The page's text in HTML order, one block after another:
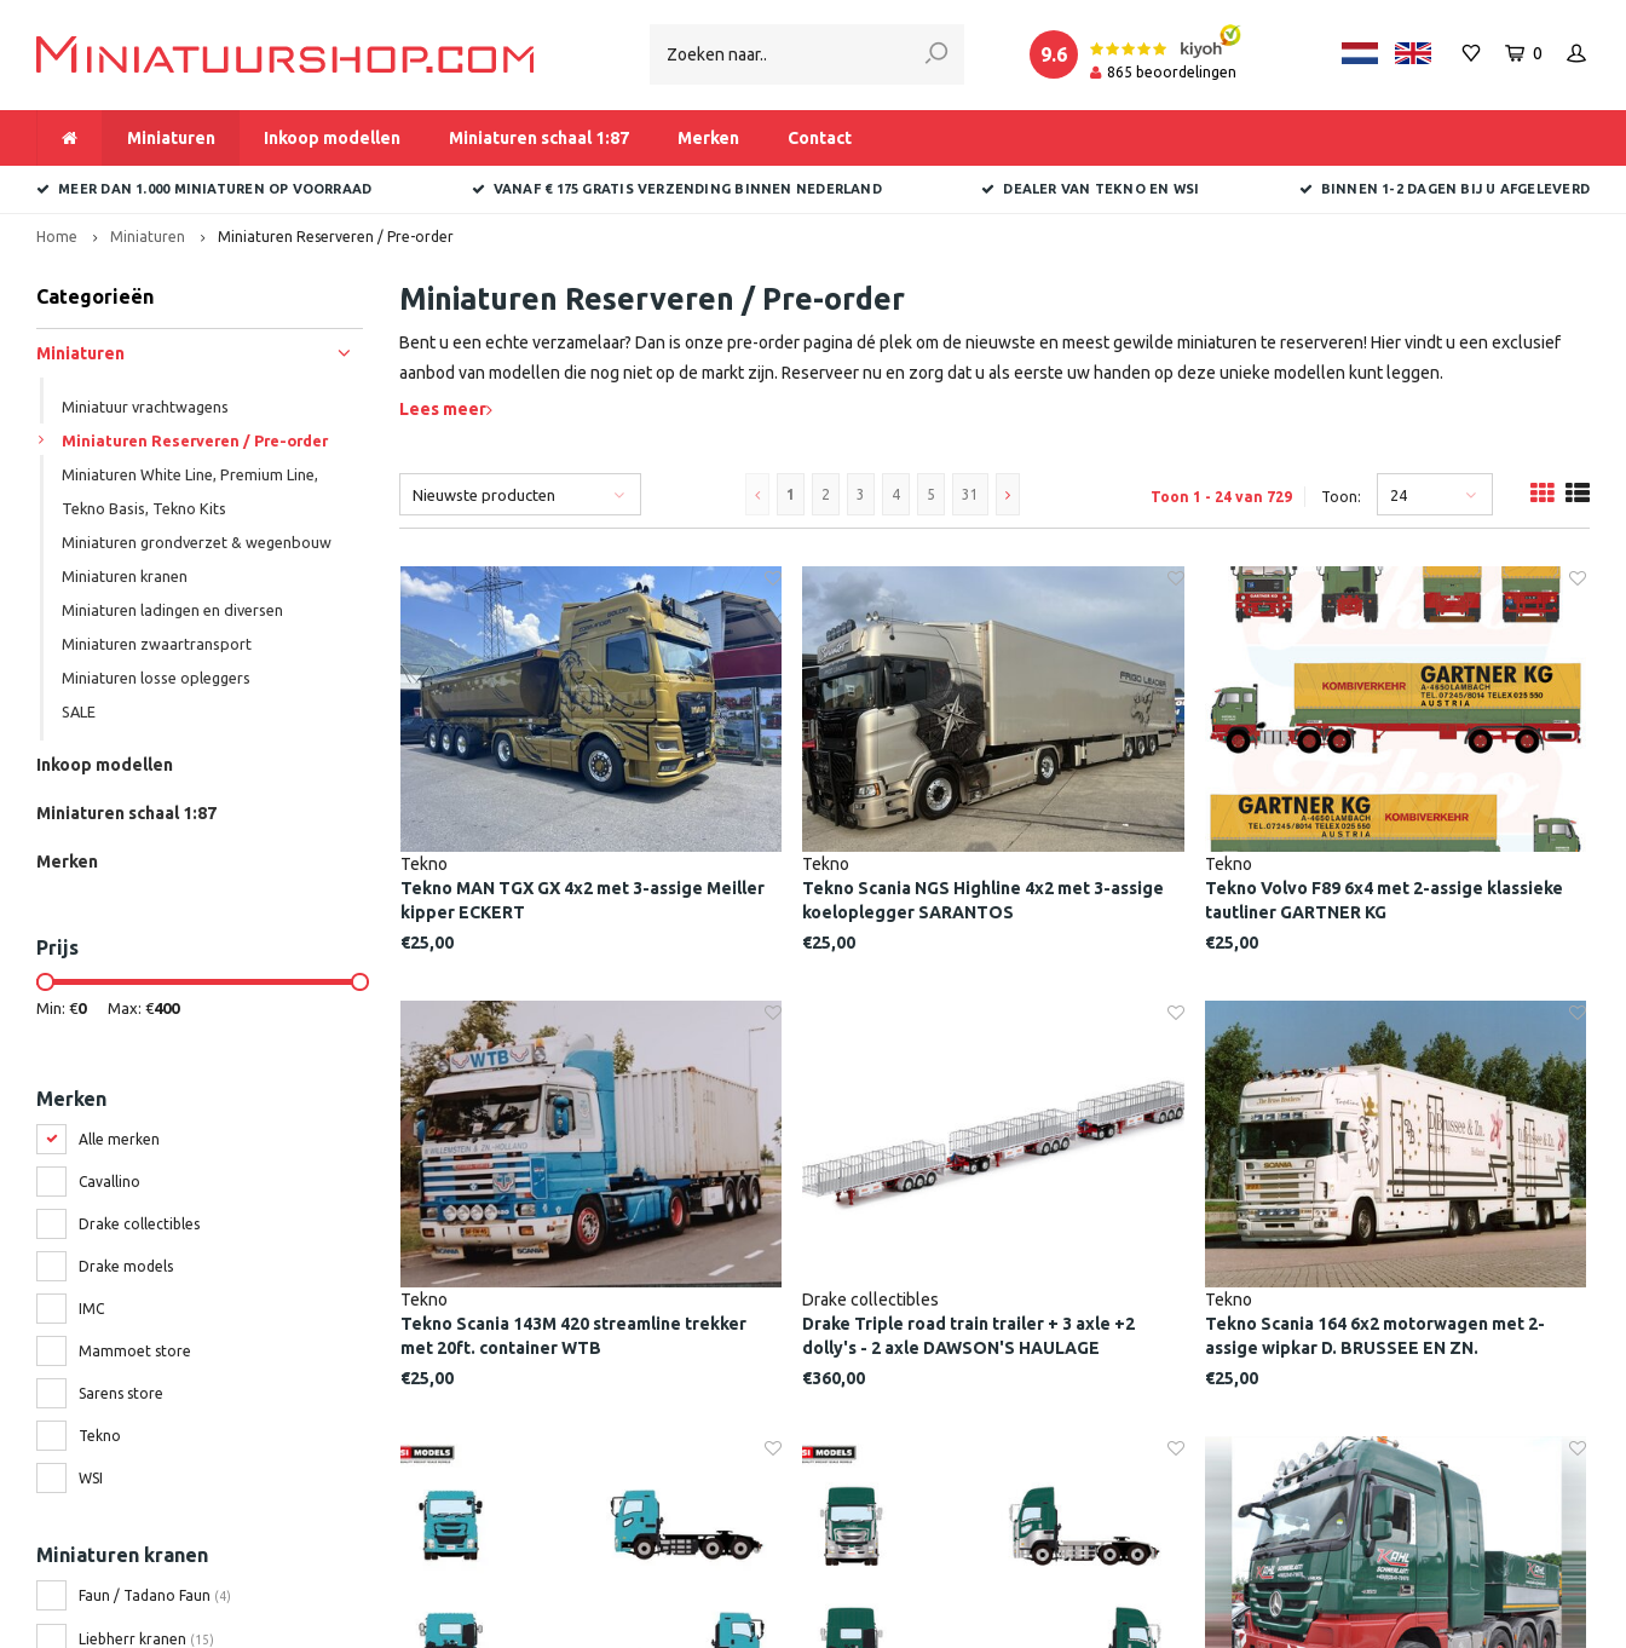
9.6
865 beoordelingen
0
Miniaturen Inkoop modellen Miniaturen schaal 1:87 Merken Contact
MEER DAN 1.000 MINIATUREN OP VOORRAAD VANAF € 175 GRATIS VERZENDING BINNEN NEDERLAND DEALER VAN TEKNO EN WSI BINNEN 1-2 DAGEN BIJ U AFGELEVERD
Home Miniaturen Miniaturen Reserveren / Pre-order
Categorieën
Miniaturen
Miniatuur vrachtwagens
Miniaturen Reserveren / Pre-order
Miniaturen White Line, Premium Line,
Tekno Basis, Tekno Kits
Miniaturen grondverzet & wegenbouw
Miniaturen kranen
Miniaturen ladingen en diversen
Miniaturen zwaartransport
Miniaturen losse opleggers
SALE
Inkoop modellen
Miniaturen schaal 1:87
Merken
Prijs
Min: €0 Max: €400
Merken
Alle merken
Cavallino
Drake collectibles
Drake models
IMC
Mammoet store
Sarens store
Tekno
WSI
Miniaturen kranen
Faun / Tadano Faun (4)
Liebherr kranen (15)
Miniaturen Reserveren / Pre-order
Bent u een echte verzamelaar? Dan is onze pre-order pagina dé plek om de nieuwste en meest gewilde miniaturen te reserveren! Hier vindt u een exclusief
aanbod van modellen die nog niet op de markt zijn. Reserveer nu en zorg dat u als eerste uw handen op deze unieke modellen kunt leggen.
Lees meer
Nieuwste producten 1 2 3 4 5 31 Toon 1 - 24 van 729 Toon: 24
Tekno
Tekno MAN TGX GX 4x2 met 3-assige Meiller
kipper ECKERT
€25,00
Tekno
Tekno Scania NGS Highline 4x2 met 3-assige
koeloplegger SARANTOS
€25,00
Tekno
Tekno Volvo F89 6x4 met 2-assige klassieke
tautliner GARTNER KG
€25,00
Tekno
Tekno Scania 143M 420 streamline trekker
met 20ft. container WTB
€25,00
Drake collectibles
Drake Triple road train trailer + 3 axle +2
dolly's - 2 axle DAWSON'S HAULAGE
€360,00
Tekno
Tekno Scania 164 6x2 motorwagen met 2-
assige wipkar D. BRUSSEE EN ZN.
€25,00